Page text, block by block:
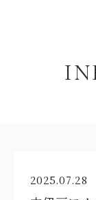
IN
2025.07.28